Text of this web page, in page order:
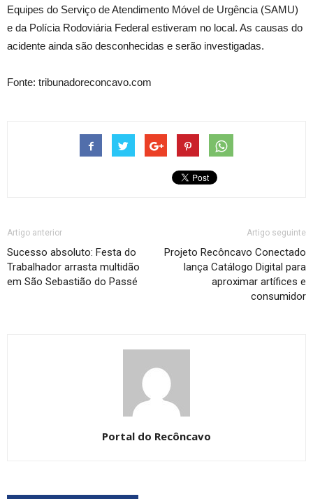
Equipes do Serviço de Atendimento Móvel de Urgência (SAMU)
e da Polícia Rodoviária Federal estiveram no local. As causas do
acidente ainda são desconhecidas e serão investigadas.
Fonte: tribunadoreconcavo.com
Artigo anterior
Sucesso absoluto: Festa do
Trabalhador arrasta multidão
em São Sebastião do Passé
Artigo seguinte
Projeto Recôncavo Conectado
lança Catálogo Digital para
aproximar artífices e
consumidor
Portal do Recôncavo